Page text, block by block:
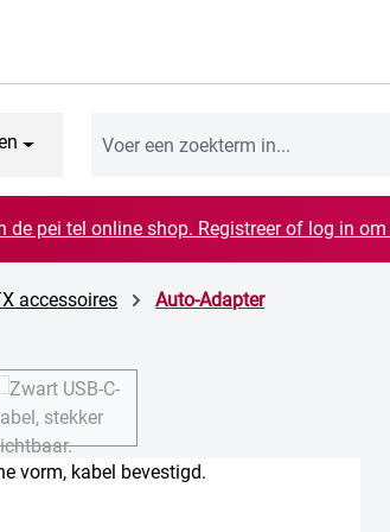
de pei tel online shop. Registreer of log in
accessoires Auto-Adapter